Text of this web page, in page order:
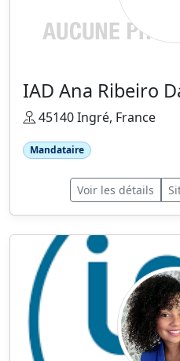
IAD Ana Ribeiro
45140 Ingré, France
Mandataire
Voir les détails